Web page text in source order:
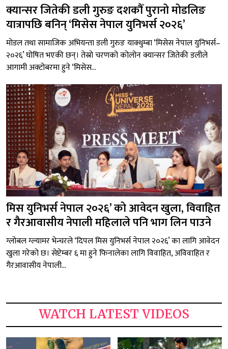
क्यान्सर जितेकी डली गुरुङ दशकौँ पुरानो मोडलिङ
यात्रापछि बनिन् ‘मिसेस नेपाल युनिभर्स २०२६’
मोडल तथा सामाजिक अभियन्ता डली गुरुङ याक्थुम्बा ‘मिसेस नेपाल युनिभर्स–
२०२६’ घोषित भएकी छन्। तेस्रो चरणको कोलोन क्यान्सर जितेकी डलीले
आगामी अक्टोबरमा हुने ‘मिसेस...
मिस युनिभर्स नेपाल २०२६’ को आवेदन खुला, विवाहित
र गैरआवासीय नेपाली महिलाले पनि भाग लिन पाउने
ग्लोबल ग्ल्यामर भेन्चरले ‘दिपल मिस युनिभर्स नेपाल २०२६’ का लागि आवेदन
खुला गरेको छ। सेप्टेम्बर ६ मा हुने फिनालेका लागि विवाहित, अविवाहित र
गैरआवासीय नेपाली...
WATCH LATEST VIDEOS